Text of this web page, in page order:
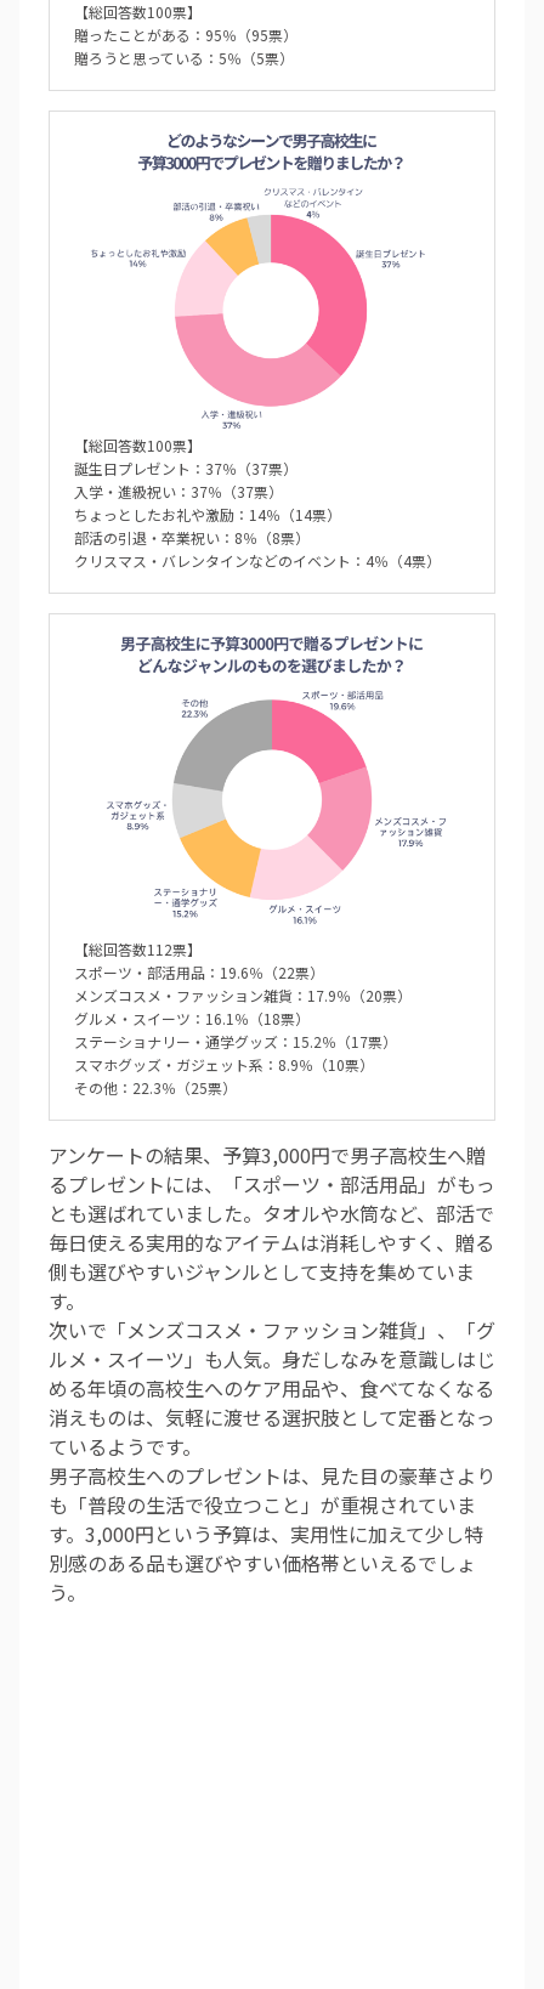
【総回答数100票】
贈ったことがある：95％（95票）
贈ろうと思っている：5％（5票）
【総回答数100票】
誕生日プレゼント：37％（37票）
入学・進級祝い：37％（37票）
ちょっとしたお礼や激励：14％（14票）
部活の引退・卒業祝い：8％（8票）
クリスマス・バレンタインなどのイベント：4％（4票）
【総回答数112票】
スポーツ・部活用品：19.6％（22票）
メンズコスメ・ファッション雑貨：17.9％（20票）
グルメ・スイーツ：16.1％（18票）
ステーショナリー・通学グッズ：15.2％（17票）
スマホグッズ・ガジェット系：8.9％（10票）
その他：22.3％（25票）
アンケートの結果、予算3,000円で男子高校生へ贈
るプレゼントには、「スポーツ・部活用品」がもっ
とも選ばれていました。タオルや水筒など、部活で
毎日使える実用的なアイテムは消耗しやすく、贈る
側も選びやすいジャンルとして支持を集めていま
す。
次いで「メンズコスメ・ファッション雑貨」、「グ
ルメ・スイーツ」も人気。身だしなみを意識しはじ
める年頃の高校生へのケア用品や、食べてなくなる
消えものは、気軽に渡せる選択肢として定番となっ
ているようです。
男子高校生へのプレゼントは、見た目の豪華さより
も「普段の生活で役立つこと」が重視されていま
す。3,000円という予算は、実用性に加えて少し特
別感のある品も選びやすい価格帯といえるでしょ
う。